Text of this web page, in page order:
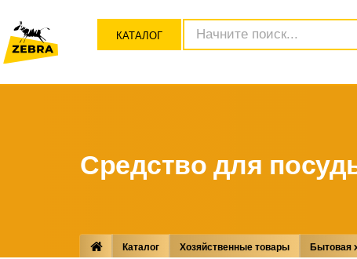
КАТАЛОГ
Средство для
Каталог Хозяйственные товары Бытовая